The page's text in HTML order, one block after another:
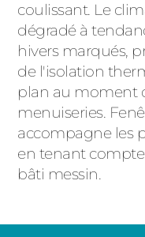
coulissant. Le
dégradé à
hivers marqués,
de l'isolation
plan au moment
menuiseries.
accompagne les
en tenant
bâti messin.